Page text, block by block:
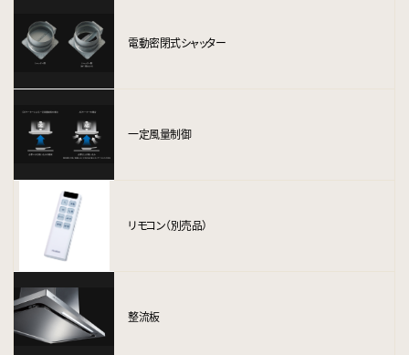
電動密閉式シャッター
一定風量制御
リモコン（別売品）
整流板